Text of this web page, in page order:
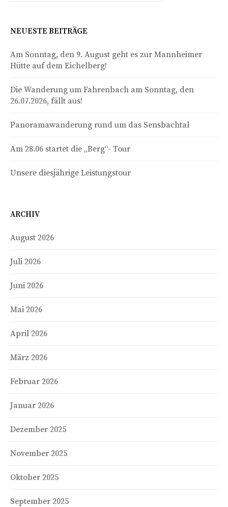
NEUESTE BEITRÄGE
Am Sonntag, den 9. August geht es zur Mannheimer
Hütte auf dem Eichelberg!
Die Wanderung um Fahrenbach am Sonntag, den
26.07.2026, fällt aus!
Panoramawanderung rund um das Sensbachtal
Am 28.06 startet die „Berg“- Tour
Unsere diesjährige Leistungstour
ARCHIV
August 2026
Juli 2026
Juni 2026
Mai 2026
April 2026
März 2026
Februar 2026
Januar 2026
Dezember 2025
November 2025
Oktober 2025
September 2025